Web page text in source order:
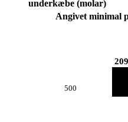
underkæbe (molar)
Angivet minimal
500